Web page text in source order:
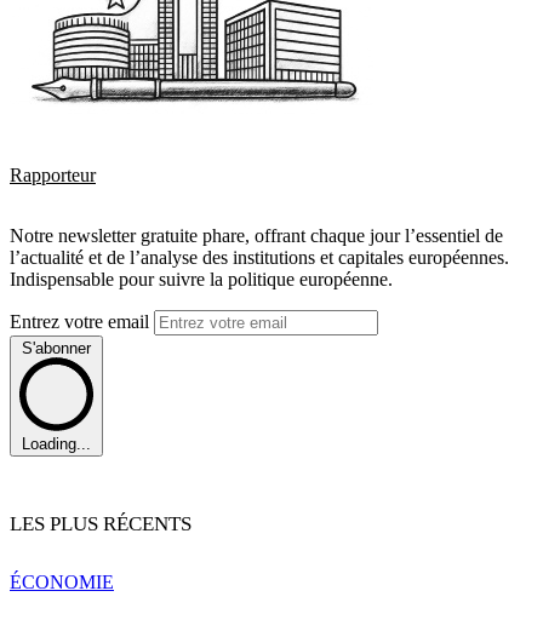
Rapporteur
Notre newsletter gratuite phare, offrant chaque jour l’essentiel de
l’actualité et de l’analyse des institutions et capitales européennes.
Indispensable pour suivre la politique européenne.
Entrez votre email
S'abonner
Loading...
LES PLUS RÉCENTS
ÉCONOMIE